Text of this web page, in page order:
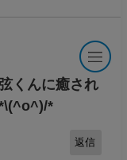
くんに癒され
*
返信